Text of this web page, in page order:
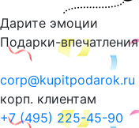
Дарите эмоции
Подарки-впечатления
corp@kupitpodarok.ru
корп. клиентам
+7 (495) 225-45-90